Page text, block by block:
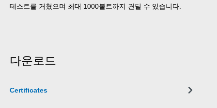
테스트를 거쳤으며 최대 1000볼트까지 견딜 수 있습니다.
다운로드
Certificates